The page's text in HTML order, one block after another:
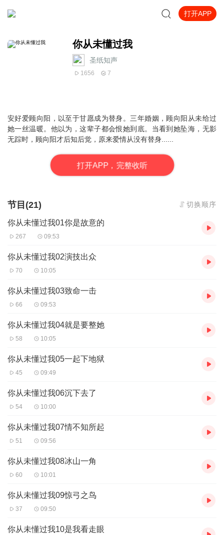
打开APP
你从未懂过我
圣纸知声
1656 7
安好爱顾向阳，以至于甘愿成为替身。三年婚姻，顾向阳从未给过
她一丝温暖。他以为，这辈子都会恨她到底。当看到她坠海，无影
无踪时，顾向阳才后知后觉，原来爱情从没有替身......
打开APP，完整收听
节目(21) 切换顺序
你从未懂过我01你是故意的
267 09:53
你从未懂过我02演技出众
70 10:05
你从未懂过我03致命一击
66 09:53
你从未懂过我04就是要整她
58 10:05
你从未懂过我05一起下地狱
45 09:49
你从未懂过我06沉下去了
54 10:00
你从未懂过我07情不知所起
51 09:56
你从未懂过我08冰山一角
60 10:01
你从未懂过我09惊弓之鸟
37 09:50
你从未懂过我10是我看走眼